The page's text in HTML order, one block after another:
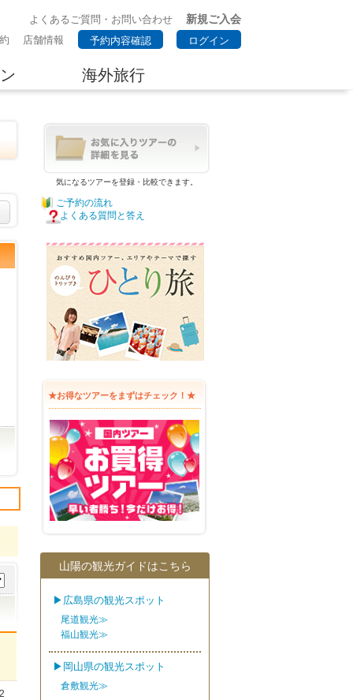
よくあるご質問・お問い合わせ 新規ご入会
店舗情報 予約内容確認 ログイン
海外旅行
気になるツアーを登録・比較できます。
ご予約の流れ
よくある質問と答え
★お得なツアーをまずはチェック！★
山陽の観光ガイドはこちら
▶広島県の観光スポット
尾道観光≫
福山観光≫
▶岡山県の観光スポット
倉敷観光≫